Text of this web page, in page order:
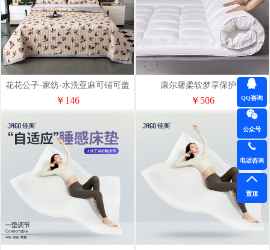
花花公子-家纺-水洗亚麻可铺可盖
多功能床盖
￥146
康尔馨柔软梦享保护垫
Ⅱ180*200+6cm
￥506 QQ咨询
公众号
电话咨询
置顶